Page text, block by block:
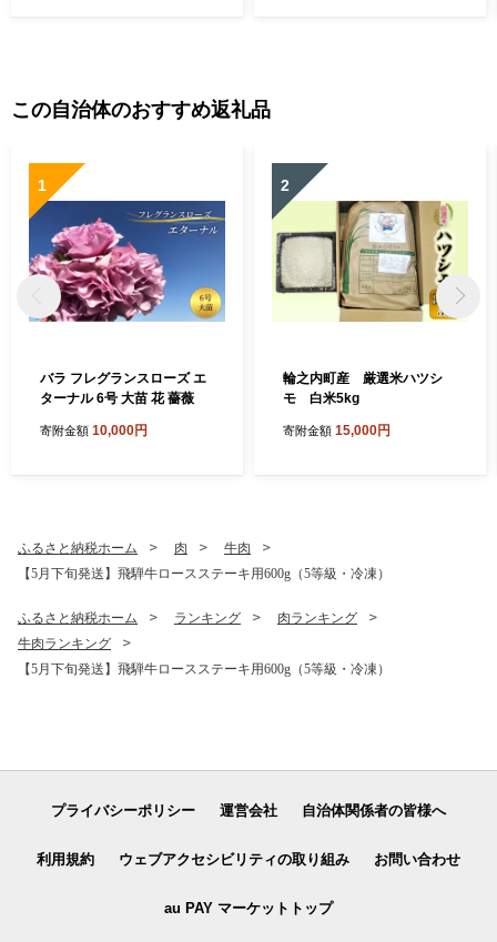
この自治体のおすすめ返礼品
1
バラ フレグランスローズ エ
ターナル 6号 大苗 花 薔薇
寄附金額 10,000円
2
輪之内町産 厳選米ハツシ
モ 白米5kg
寄附金額 15,000円
ふるさと納税ホーム 肉
牛肉
【5月下旬発送】飛騨牛ロースステーキ用600g（5等級・冷凍）
ふるさと納税ホーム ランキング
肉ランキング
牛肉ランキング
【5月下旬発送】飛騨牛ロースステーキ用600g（5等級・冷凍）
プライバシーポリシー 運営会社 自治体関係者の皆様へ
利用規約 ウェブアクセシビリティの取り組み お問い合わせ
au PAY マーケットトップ